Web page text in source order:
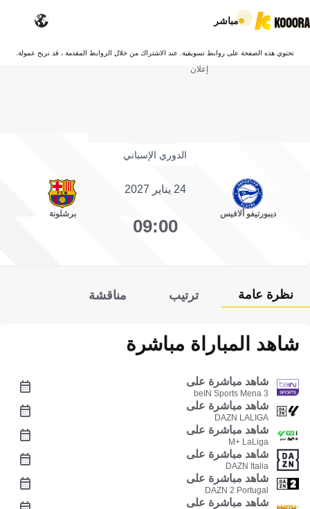
مباشر
تحتوي هذه الصفحة على روابط تسويقية. عند الاشتراك من خلال الروابط المقدمة ، قد نربح عمولة.
إعلان
الدوري الإسباني
ديبورتيفو ألافيس
24 يناير 2027
09:00
برشلونة
نظرة عامة ترتيب مناقشة
شاهد المباراة مباشرة
شاهد مباشرة على
beIN Sports Mena 3
شاهد مباشرة على
DAZN LALIGA
شاهد مباشرة على
M+ LaLiga
شاهد مباشرة على
DAZN Italia
شاهد مباشرة على
DAZN 2 Portugal
شاهد مباشرة على